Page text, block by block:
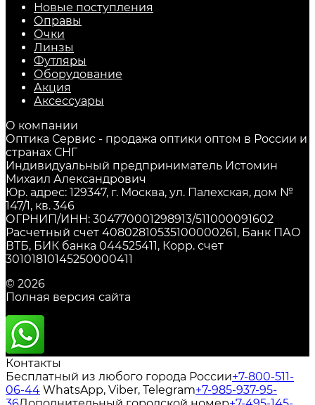
Новые поступления
Оправы
Очки
Линзы
Футляры
Оборудование
Акция
Аксессуары
О компании
Оптика Сервис - продажа оптики оптом в России и
странах СНГ
Индивидуальный предприниматель Истомин
Михаил Александрович
Юр. адрес: 129347, г. Москва, ул. Палехская, дом №
147/1, кв. 346
ОГРНИП/ИНН: 304770001298913/511000091602
Расчетный счет 40802810535100000261, Банк ПАО
ВТБ, БИК банка 044525411, Корр. счет
30101810145250000411
© 2026
Полная версия сайта
Контакты
Бесплатный из любого города России+7-800-511-
06-44 WhatsApp, Viber, Telegram+7-985-937-95-